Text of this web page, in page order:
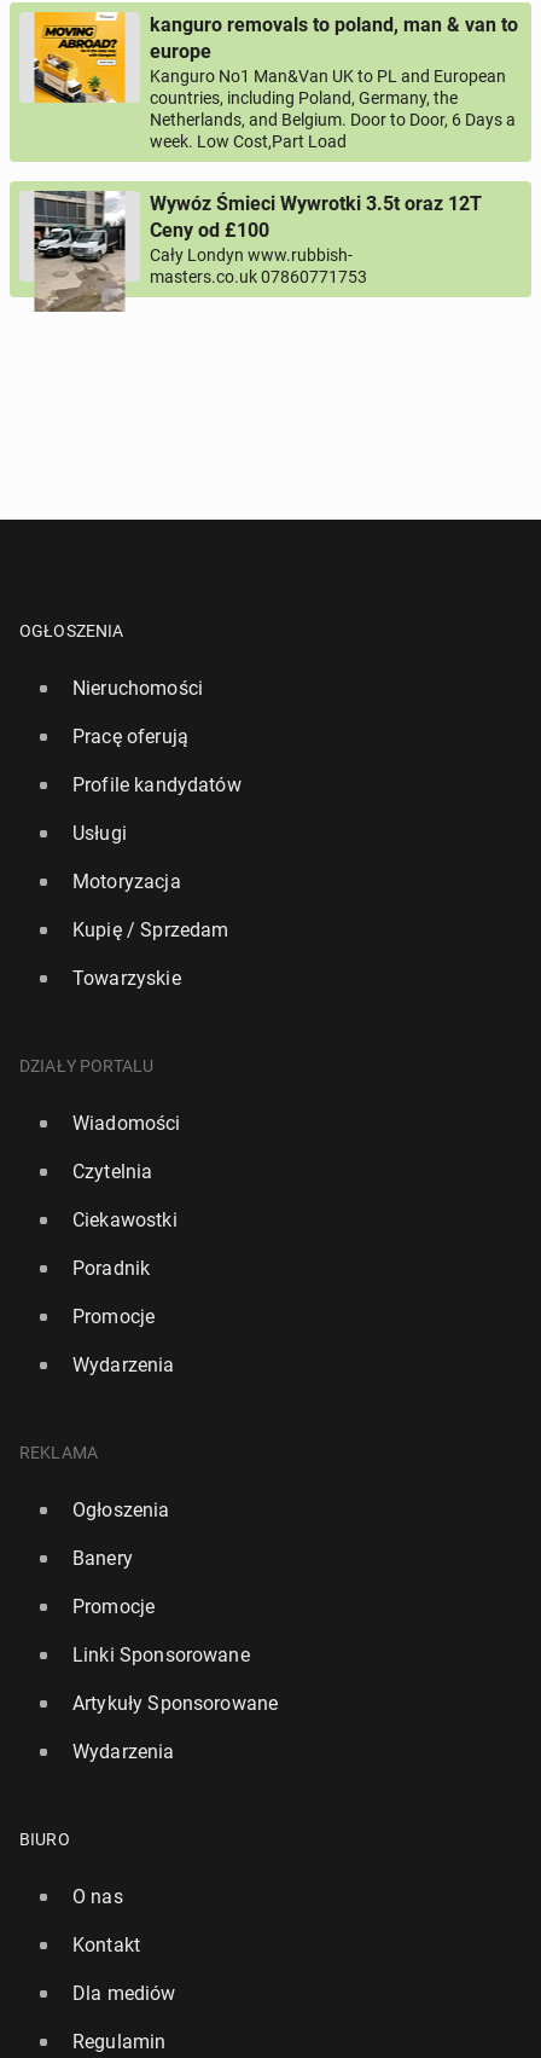
kanguro removals to poland, man & van to
europe
Kanguro No1 Man&Van UK to PL and European
countries, including Poland, Germany, the
Netherlands, and Belgium. Door to Door, 6 Days a
week. Low Cost,Part Load
Wywóz Śmieci Wywrotki 3.5t oraz 12T
Ceny od £100
Cały Londyn www.rubbish-
masters.co.uk 07860771753
OGŁOSZENIA
Nieruchomości
Pracę oferują
Profile kandydatów
Usługi
Motoryzacja
Kupię / Sprzedam
Towarzyskie
DZIAŁY PORTALU
Wiadomości
Czytelnia
Ciekawostki
Poradnik
Promocje
Wydarzenia
REKLAMA
Ogłoszenia
Banery
Promocje
Linki Sponsorowane
Artykuły Sponsorowane
Wydarzenia
BIURO
O nas
Kontakt
Dla mediów
Regulamin